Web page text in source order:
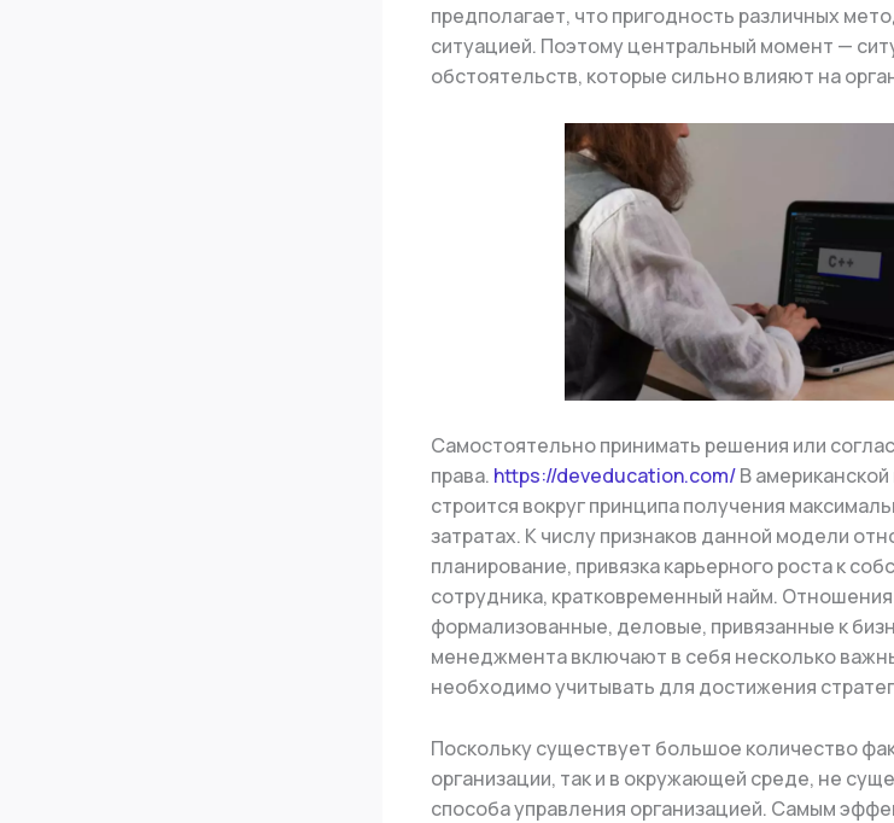
предполагает, что пригодность различных
ситуацией. Поэтому центральный момент —
обстоятельств, которые сильно влияют на
Самостоятельно принимать решения или
права. https://deveducation.com/В
строится вокруг принципа получения
затратах. К числу признаков данной модели
планирование, привязка карьерного роста к
сотрудника, кратковременный найм.
формализованные, деловые, привязанные к
менеджмента включают в себя несколько
необходимо учитывать для достижения
Поскольку существует большое количество
организации, так и в окружающей среде, не
способа управления организацией. Самым